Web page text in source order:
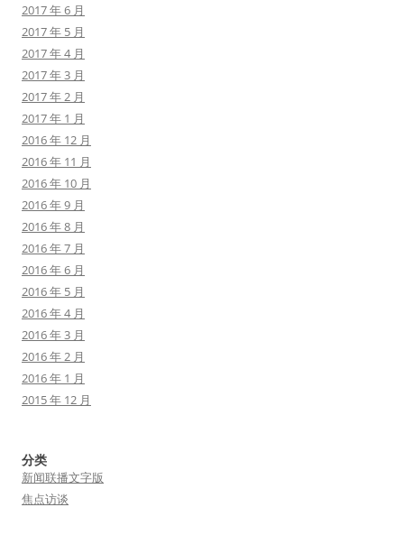
2017 年 6 月
2017 年 5 月
2017 年 4 月
2017 年 3 月
2017 年 2 月
2017 年 1 月
2016 年 12 月
2016 年 11 月
2016 年 10 月
2016 年 9 月
2016 年 8 月
2016 年 7 月
2016 年 6 月
2016 年 5 月
2016 年 4 月
2016 年 3 月
2016 年 2 月
2016 年 1 月
2015 年 12 月
分类
新闻联播文字版
焦点访谈